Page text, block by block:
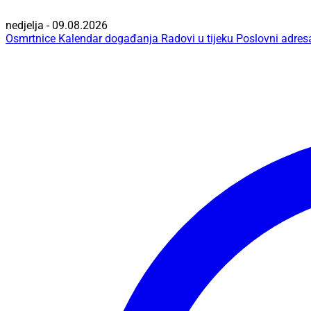
nedjelja - 09.08.2026
Osmrtnice Kalendar događanja Radovi u tijeku Poslovni